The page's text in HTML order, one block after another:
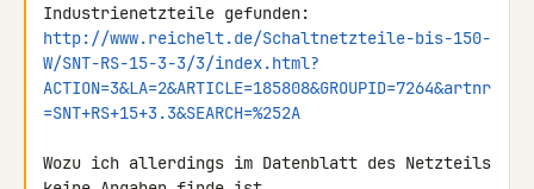
http://www.reichelt.de/Schaltnetzteile-bis-150-
W/SNT-RS-15-3-3/3/index.html?
ACTION=3&LA=2&ARTICLE=185808&GROUPID=7264&artnr
=SNT+RS+15+3.3&SEARCH=%252A
Wozu ich allerdings im Datenblatt des Netzteils